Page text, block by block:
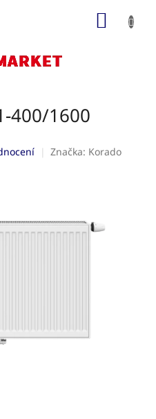
400/1600
Značka: Korado